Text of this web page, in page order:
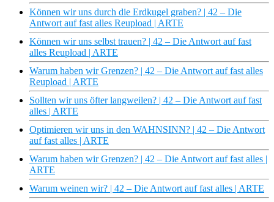
Können wir uns durch die Erdkugel graben? | 42 – Die
Antwort auf fast alles Reupload | ARTE
Können wir uns selbst trauen? | 42 – Die Antwort auf fast
alles Reupload | ARTE
Warum haben wir Grenzen? | 42 – Die Antwort auf fast alles
Reupload | ARTE
Sollten wir uns öfter langweilen? | 42 – Die Antwort auf fast
alles | ARTE
Optimieren wir uns in den WAHNSINN? | 42 – Die Antwort
auf fast alles | ARTE
Warum haben wir Grenzen? | 42 – Die Antwort auf fast alles |
ARTE
Warum weinen wir? | 42 – Die Antwort auf fast alles | ARTE